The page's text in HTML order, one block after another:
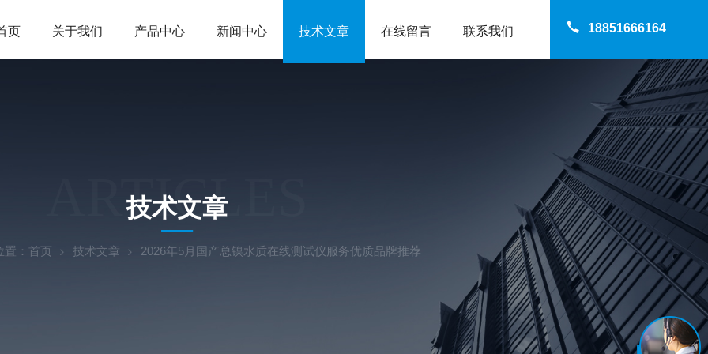
18851666164
页 关于我们 产品中心 新闻中心 技术文章 在线留言 联系我们
ARTICLES
技术文章
： 首页 技术文章 2026年5月国产总镍水质在线测试仪服务优质品牌推荐​